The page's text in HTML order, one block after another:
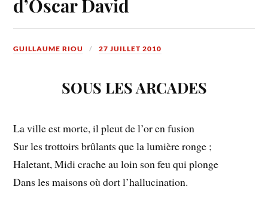
d’Oscar David
GUILLAUME RIOU 27 JUILLET 2010
SOUS LES ARCADES
La ville est morte, il pleut de l’or en fusion
Sur les trottoirs brûlants que la lumière ronge ;
Haletant, Midi crache au loin son feu qui plonge
Dans les maisons où dort l’hallucination.